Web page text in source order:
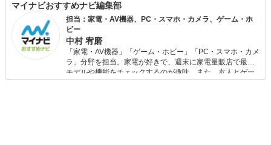
マイナビおすすめナビ編集部
担当：家電・AV機器、PC・スマホ・カメラ、ゲーム・ホ
ビー
中村 宥磨
「家電・AV機器」「ゲーム・ホビー」「PC・スマホ・カメ
ラ」分野を担当。家電が好きで、週末に家電量販店で最新
モデルや機能をチェックするのが趣味。また、友人とゲー
ムを楽しみながら、新作タイトルやイベント情報もいち早